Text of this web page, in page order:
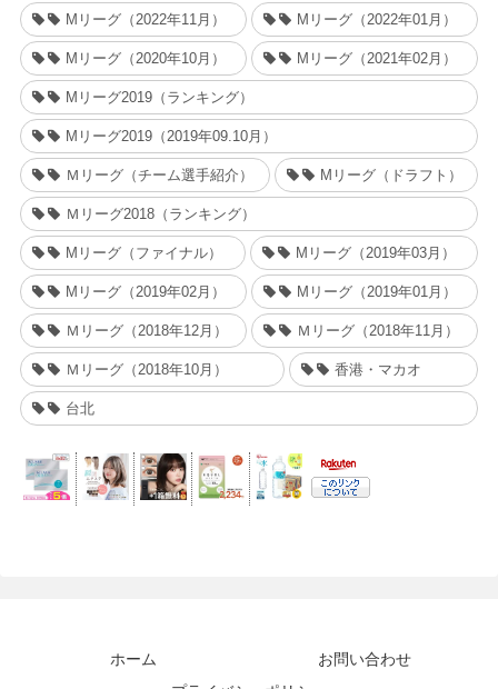
Mリーグ（2022年11月） Mリーグ（2022年01月）
Mリーグ（2020年10月） Mリーグ（2021年02月）
Mリーグ2019（ランキング）
Mリーグ2019（2019年09.10月）
Ｍリーグ（チーム選手紹介） Mリーグ（ドラフト）
Ｍリーグ2018（ランキング）
Mリーグ（ファイナル） Mリーグ（2019年03月）
Mリーグ（2019年02月） Mリーグ（2019年01月）
Ｍリーグ（2018年12月） Ｍリーグ（2018年11月）
Ｍリーグ（2018年10月） 香港・マカオ
台北
ホーム
お問い合わせ